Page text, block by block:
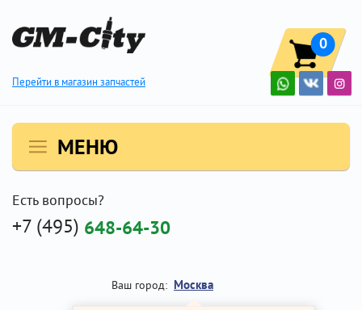
Перейти в магазин запчастей
0
МЕНЮ
Есть вопросы?
+7 (495) 648-64-30
Ваш город: Москва